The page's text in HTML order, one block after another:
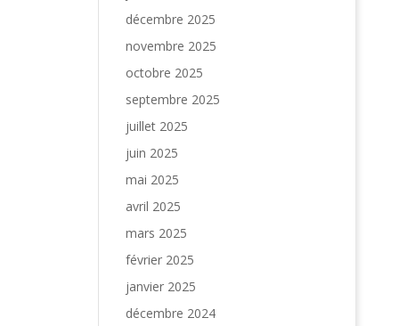
décembre 2025
novembre 2025
octobre 2025
septembre 2025
juillet 2025
juin 2025
mai 2025
avril 2025
mars 2025
février 2025
janvier 2025
décembre 2024